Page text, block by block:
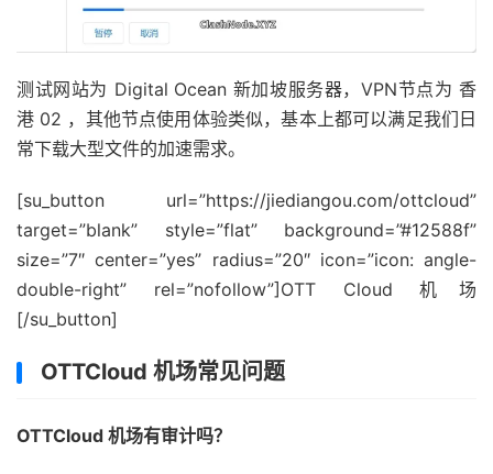
测试网站为 Digital Ocean 新加坡服务器，VPN节点为 香
港 02 ，其他节点使用体验类似，基本上都可以满足我们日
常下载大型文件的加速需求。
[su_button url=”https://jiediangou.com/ottcloud”
target=”blank” style=”flat” background=”#12588f”
size=”7″ center=”yes” radius=”20″ icon=”icon: angle-
double-right” rel=”nofollow”]OTT Cloud 机场
[/su_button]
OTTCloud 机场常见问题
OTTCloud 机场有审计吗？